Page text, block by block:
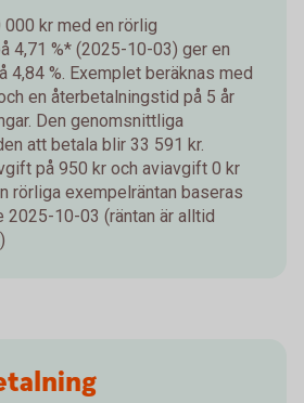
000 kr med en rörlig
4,71 %* (2025-10-03) ger en
4,84 %. Exemplet beräknas med
en återbetalningstid på 5 år
Den genomsnittliga
att betala blir 33 591 kr.
på 950 kr och aviavgift 0 kr
rörliga exempelräntan baseras
2025-10-03 (räntan är alltid